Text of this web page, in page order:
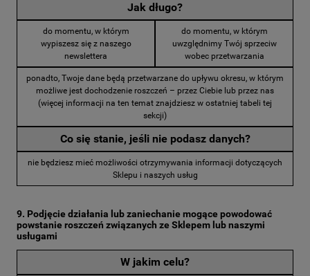
Jak długo?
do momentu, w którym
wypiszesz się z naszego
newslettera
do momentu, w którym
uwzględnimy Twój sprzeciw
wobec przetwarzania
ponadto, Twoje dane będą przetwarzane do upływu okresu, w którym
możliwe jest dochodzenie roszczeń – przez Ciebie lub przez nas
(więcej informacji na ten temat znajdziesz w ostatniej tabeli tej
sekcji)
Co się stanie, jeśli nie podasz danych?
nie będziesz mieć możliwości otrzymywania informacji dotyczących
Sklepu i naszych usług
9. Podjęcie działania lub zaniechanie mogące powodować
powstanie roszczeń związanych ze Sklepem lub naszymi
usługami
W jakim celu?